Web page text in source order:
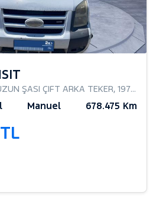
ŞASI ÇIFT ARKA TEKER, 197Hp
Manuel 678.475 Km